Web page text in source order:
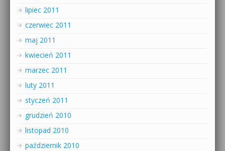
lipiec 2011
czerwiec 2011
maj 2011
kwiecień 2011
marzec 2011
luty 2011
styczeń 2011
grudzień 2010
listopad 2010
październik 2010